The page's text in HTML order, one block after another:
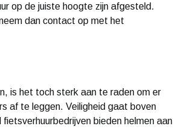
op de juiste hoogte zijn afgesteld.
dan contact op met het
is het toch sterk aan te raden om er
af te leggen. Veiligheid gaat boven
bieden helmen aan